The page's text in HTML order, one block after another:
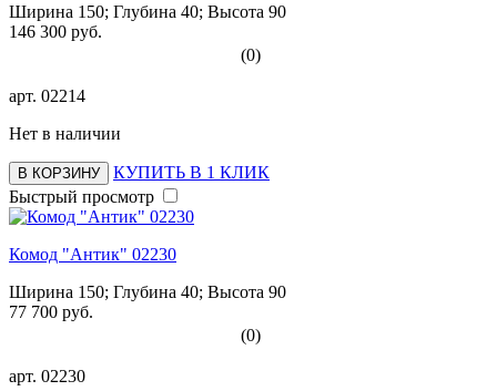
Ширина 150; Глубина 40; Высота 90
146 300 руб.
(0)
арт. 02214
Нет в наличии
В КОРЗИНУ
КУПИТЬ В 1 КЛИК
Быстрый просмотр
Комод "Антик" 02230
Ширина 150; Глубина 40; Высота 90
77 700 руб.
(0)
арт. 02230